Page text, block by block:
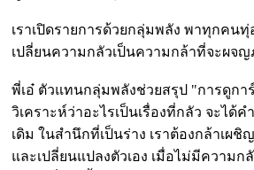
เราเปิดรายการด้วยกลุ่มพลัง พาทุกคนทุ่
เปลี่ยนความกลัวเป็นความกล้าที่จะผ
พี่เอ๋ ตัวแทนกลุ่มพลังช่วยสรุป "การดูกา
วิเคราะห์ว่าอะไรเป็นเรื่องที่กลัว จะไ
เดิม ในสำนึกที่เป็นร่าง เราต้องกล้าเ
และเปลี่ยนแปลงตัวเอง เมื่อไม่มีความ